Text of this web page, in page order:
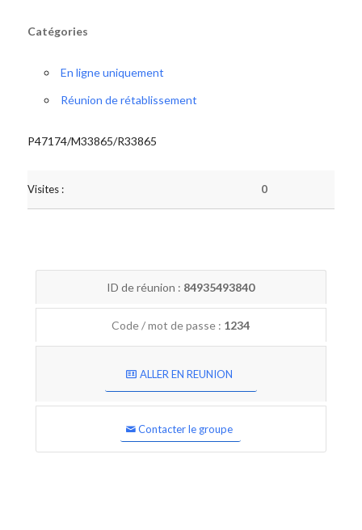
Catégories
En ligne uniquement
Réunion de rétablissement
P47174/M33865/R33865
Visites : 0
ID de réunion : 84935493840
Code / mot de passe : 1234
ALLER EN REUNION
Contacter le groupe